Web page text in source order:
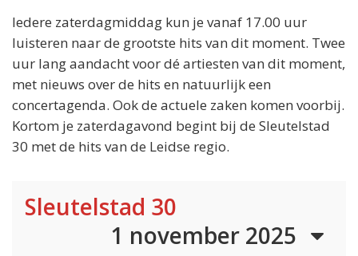
Iedere zaterdagmiddag kun je vanaf 17.00 uur
luisteren naar de grootste hits van dit moment. Twee
uur lang aandacht voor dé artiesten van dit moment,
met nieuws over de hits en natuurlijk een
concertagenda. Ook de actuele zaken komen voorbij.
Kortom je zaterdagavond begint bij de Sleutelstad
30 met de hits van de Leidse regio.
Sleutelstad 30
1 november 2025